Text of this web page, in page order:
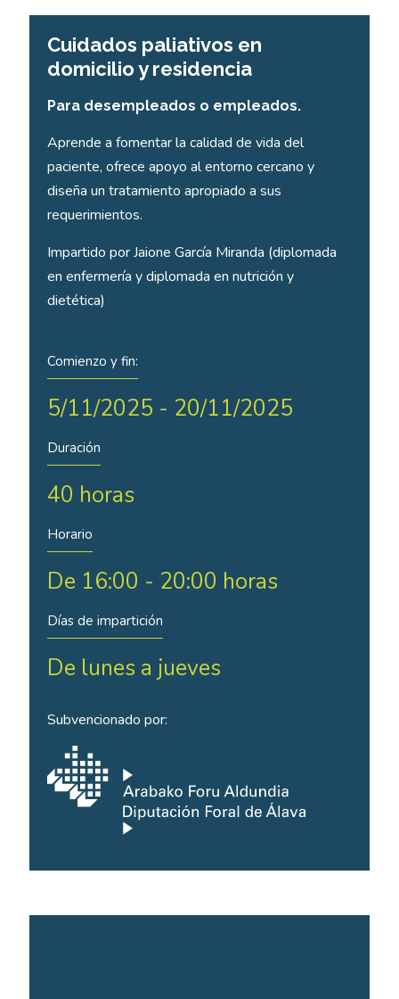
Cuidados paliativos en
domicilio y residencia
Para desempleados o empleados.
Aprende a fomentar la calidad de vida del
paciente, ofrece apoyo al entorno cercano y
diseña un tratamiento apropiado a sus
requerimientos.
Impartido por Jaione García Miranda (diplomada
en enfermería y diplomada en nutrición y
dietética)
Comienzo y fin:
5/11/2025 - 20/11/2025
Duración
40 horas
Horario
De 16:00 - 20:00 horas
Días de impartición
De lunes a jueves
Subvencionado por: